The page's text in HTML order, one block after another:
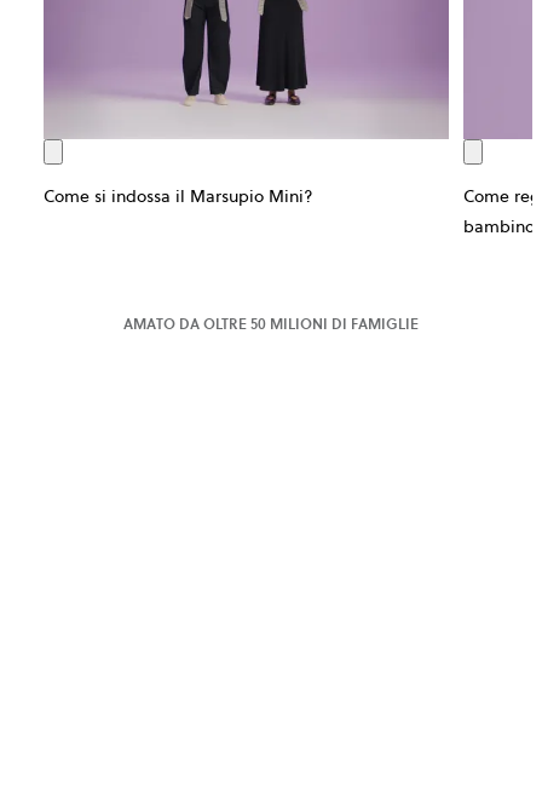
Come si indossa il Marsupio Mini?
Come
AMATO DA OLTRE 50 MILIONI DI FAMIGLIE